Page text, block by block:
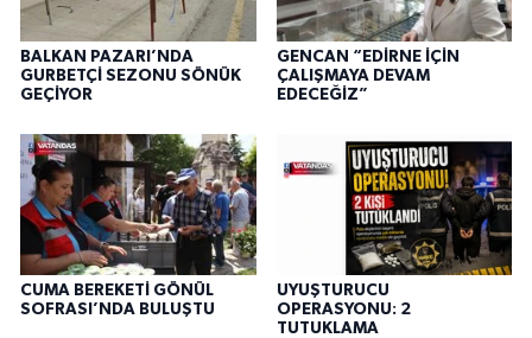
BALKAN PAZARI’NDA
GURBETÇİ SEZONU SÖNÜK
GEÇİYOR
GENCAN “EDİRNE İÇİN
ÇALIŞMAYA DEVAM
EDECEĞİZ”
CUMA BEREKETİ GÖNÜL
SOFRASI’NDA BULUŞTU
UYUŞTURUCU
OPERASYONU: 2
TUTUKLAMA